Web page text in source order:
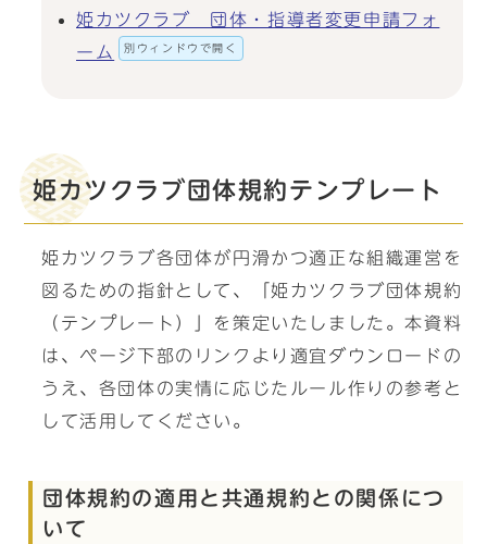
姫カツクラブ 団体・指導者変更申請フォ
ーム
別ウィンドウで開く
姫カツクラブ団体規約テンプレート
姫カツクラブ各団体が円滑かつ適正な組織運営を
図るための指針として、「姫カツクラブ団体規約
（テンプレート）」を策定いたしました。本資料
は、ページ下部のリンクより適宜ダウンロードの
うえ、各団体の実情に応じたルール作りの参考と
して活用してください。
団体規約の適用と共通規約との関係につ
いて